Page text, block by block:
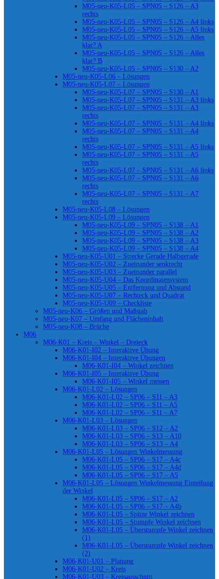
M05-neu-K05-L05 – SPN05 – S126 – A3
rechts
M05-neu-K05-L05 – SPN05 – S126 – A4 links
M05-neu-K05-L05 – SPN05 – S126 – A5 links
M05-neu-K05-L05 – SPN05 – S126 – Alles
klar? A
M05-neu-K05-L05 – SPN05 – S126 – Alles
klar? B
M05-neu-K05-L05 – SPN05 – S130 – A2
M05-neu-K05-L06 – Lösungen
M05-neu-K05-L07 – Lösungen
M05-neu-K05-L07 – SPN05 – S130 – A1
M05-neu-K05-L07 – SPN05 – S131 – A3 links
M05-neu-K05-L07 – SPN05 – S131 – A3
rechts
M05-neu-K05-L07 – SPN05 – S131 – A4 links
M05-neu-K05-L07 – SPN05 – S131 – A4
rechts
M05-neu-K05-L07 – SPN05 – S131 – A5 links
M05-neu-K05-L07 – SPN05 – S131 – A5
rechts
M05-neu-K05-L07 – SPN05 – S131 – A6 links
M05-neu-K05-L07 – SPN05 – S131 – A6
rechts
M05-neu-K05-L07 – SPN05 – S131 – A7
rechts
M05-neu-K05-L08 – Lösungen
M05-neu-K05-L09 – Lösungen
M05-neu-K05-L09 – SPN05 – S138 – A1
M05-neu-K05-L09 – SPN05 – S138 – A2
M05-neu-K05-L09 – SPN05 – S138 – A3
M05-neu-K05-L09 – SPN05 – S138 – A4
M05-neu-K05-U01 – Strecke Gerade Halbgerade
M05-neu-K05-U02 – Zueinander senkrecht
M05-neu-K05-U03 – Zueinander parallel
M05-neu-K05-U04 – Das Koordinatensystem
M05-neu-K05-U05 – Entfernung und Abstand
M05-neu-K05-U07 – Rechteck und Quadrat
M05-neu-K05-U09 – Checkliste
M05-neu-K06 – Größen und Maßstab
M05-neu-K07 – Umfang und Flächeninhalt
M05-neu-K08 – Brüche
M06
M06-K01 – Kreis – Winkel – Dreieck
M06-K01-I02 – Interaktive Übung
M06-K01-I04 – Interaktive Übungen
M06-K01-I04 – Winkel zeichnen
M06-K01-I05 – Interaktive Übung
M06-K01-I05 – Winkel messen
M06-K01-L02 – Lösungen
M06-K01-L02 – SP06 – S11 – A3
M06-K01-L02 – SP06 – S11 – A5
M06-K01-L02 – SP06 – S11 – A7
M06-K01-L03 – Lösungen
M06-K01-L03 – SP06 – S12 – A2
M06-K01-L03 – SP06 – S13 – A10
M06-K01-L03 – SP06 – S13 – A4
M06-K01-L05 – Lösungen Winkelmessung
M06-K01-L05 – SP06 – S17 – A4c
M06-K01-L05 – SP06 – S17 – A4d
M06-K01-L05 – SP06 – S17 – A5
M06-K01-L05 – Lösungen Winkelmessung Einteilung
der Winkel
M06-K01-L05 – SP06 – S17 – A2
M06-K01-L05 – SP06 – S17 – A4b
M06-K01-L05 – Spitze Winkel zeichnen
M06-K01-L05 – Stumpfe Winkel zeichnen
M06-K01-L05 – Überstumpfe Winkel zeichnen
(1)
M06-K01-L05 – Überstumpfe Winkel zeichnen
(2)
M06-K01-U01 – Planung
M06-K01-U02 – Kreis
M06-K01-U03 – Kreisausschnitt